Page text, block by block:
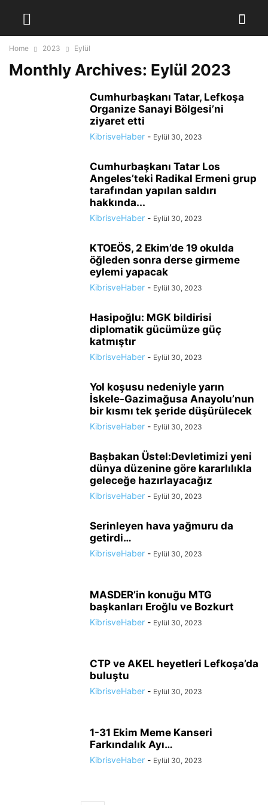
Home 2023 Eylül
Monthly Archives: Eylül 2023
Cumhurbaşkanı Tatar, Lefkoşa
Organize Sanayi Bölgesi’ni
ziyaret etti
KibrisveHaber - Eylül 30, 2023
Cumhurbaşkanı Tatar Los
Angeles’teki Radikal Ermeni grup
tarafından yapılan saldırı
hakkında...
KibrisveHaber - Eylül 30, 2023
KTOEÖS, 2 Ekim’de 19 okulda
öğleden sonra derse girmeme
eylemi yapacak
KibrisveHaber - Eylül 30, 2023
Hasipoğlu: MGK bildirisi
diplomatik gücümüze güç
katmıştır
KibrisveHaber - Eylül 30, 2023
Yol koşusu nedeniyle yarın
İskele-Gazimağusa Anayolu’nun
bir kısmı tek şeride düşürülecek
KibrisveHaber - Eylül 30, 2023
Başbakan Üstel:Devletimizi yeni
dünya düzenine göre kararlılıkla
geleceğe hazırlayacağız
KibrisveHaber - Eylül 30, 2023
Serinleyen hava yağmuru da
getirdi…
KibrisveHaber - Eylül 30, 2023
MASDER’in konuğu MTG
başkanları Eroğlu ve Bozkurt
KibrisveHaber - Eylül 30, 2023
CTP ve AKEL heyetleri Lefkoşa’da
buluştu
KibrisveHaber - Eylül 30, 2023
1-31 Ekim Meme Kanseri
Farkındalık Ayı…
KibrisveHaber - Eylül 30, 2023